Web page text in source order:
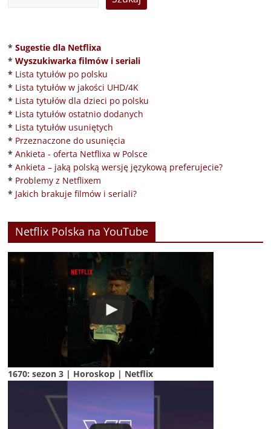
* Sugestie dla Netflixa
* Wyszukiwarka filmów i seriali
* Lista tytułów po polsku
* Lista tytułów w jakości UHD/4K
* Lista tytułów dla dzieci po polsku
* Lista tytułów ostatnio dodanych
* Lista tytułów usuniętych
* Przeznaczone do usunięcia
* Ankieta - oferta Netflixa w Polsce
* Ankieta – jaką polską wersję językową preferujecie?
* Problemy z Netflixem
* Jakich brakuje filmów i seriali?
Netflix Polska na YouTube
1670: sezon 3 | Horoskop | Netflix